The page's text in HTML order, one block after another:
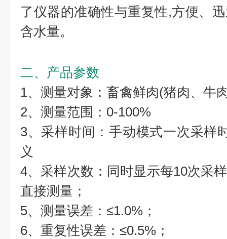
了仪器的准确性与重复性,方便、
含水量。
二、产品参数
1、测量对象：畜禽鲜肉(猪肉、牛
2、测量范围：0-100%
3、采样时间：手动模式一次采样
义
4、采样次数：同时显示每10次采
直接测量；
5、测量误差：≤1.0%；
6、重复性误差：≤0.5%；